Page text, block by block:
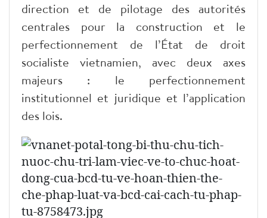
direction et de pilotage des autorités
centrales pour la construction et le
perfectionnement de l’État de droit
socialiste vietnamien, avec deux axes
majeurs : le perfectionnement
institutionnel et juridique et l’application
des lois.